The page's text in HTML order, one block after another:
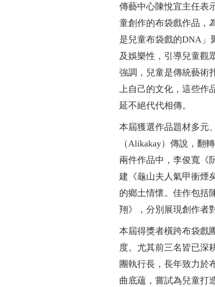
傳藝中心陳悅宜主任表
童創作的布袋戲作品，
是兒童布袋戲的DNA」
及娛樂性，引導兒童觀
強調，兒童是傳統藝術
上自己的文化，這些作
延不絕代代相傳。
本屆獲選作品題材多元
（Alikakay）傳說，翻
兩件作品中，李俊寬《
建《龜山夫人氣甲衝煙
的鄉土情懷。佳作包括
翔》，分別展現創作者
本屆得獎者橫跨布袋戲
度。尤其前三名皆已深
團執行長，長年致力於
曲底蘊，嘗試為兒童打